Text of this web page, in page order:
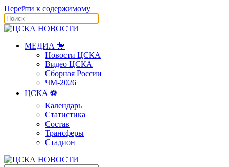
Перейти к содержимому
МЕДИА 🐎
Новости ЦСКА
Видео ЦСКА
Сборная России
ЧМ-2026
ЦСКА ⚽️
Календарь
Статистика
Состав
Трансферы
Стадион